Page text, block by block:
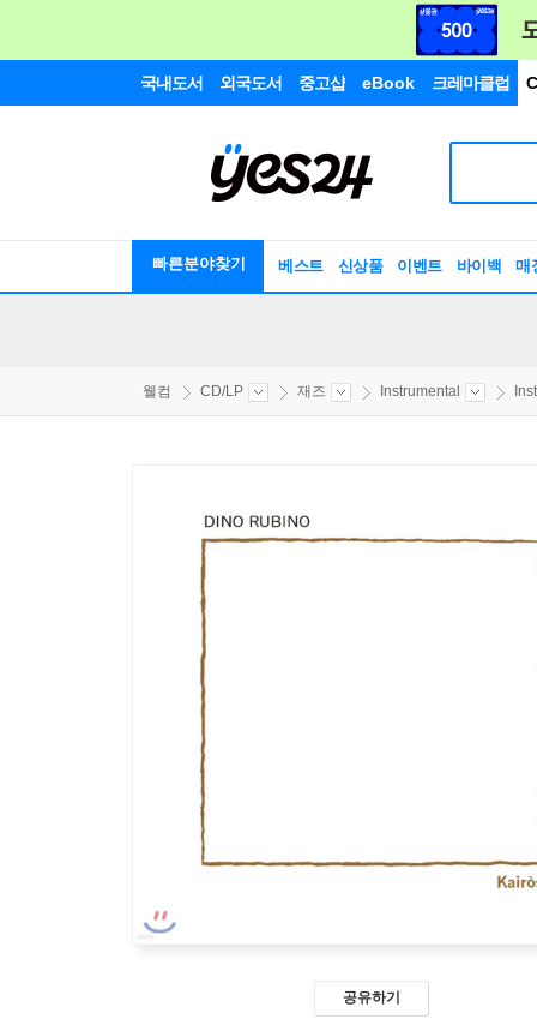
국내도서 외국도서 중고샵 eBook 크레마클럽
빠른분야찾기 베스트 신상품 이벤트 바이백 매
웰컴 CD/LP 재즈 Instrumental
공유하기